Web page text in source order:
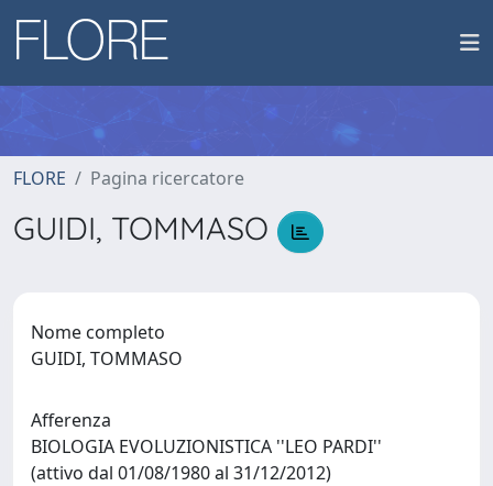
FLORE Pagina ricercatore
GUIDI, TOMMASO
Nome completo
GUIDI, TOMMASO
Afferenza
BIOLOGIA EVOLUZIONISTICA ''LEO PARDI''
(attivo dal 01/08/1980 al 31/12/2012)